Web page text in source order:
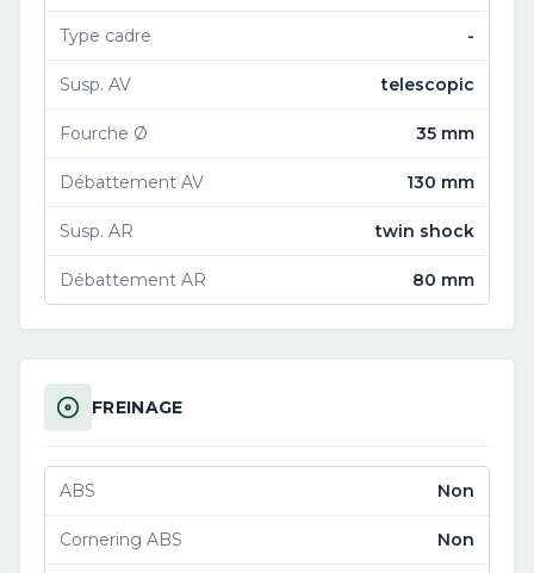
Type cadre -
Susp. AV telescopic
Fourche Ø 35 mm
Débattement AV 130 mm
Susp. AR twin shock
Débattement AR 80 mm
FREINAGE
ABS Non
Cornering ABS Non